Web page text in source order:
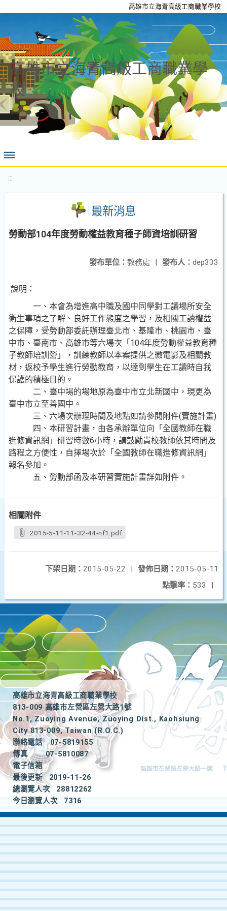
高雄市立海青高級工商職業學校
高雄市立海青高級工商職業學
校
:::
最新消息
勞動部104年度勞動權益教育種子師資培訓研習
發布人： dep333
發布單位： 教務處 |
說明：
一、本會為增進高中職及國中同學對工讀場所安全
衛生事項之了解、良好工作態度之學習，及相關工讀權益
之保障，受勞動部委託辦理臺北市、基隆市、桃園市、臺
中市、臺南市、高雄市等六場次「104年度勞動權益教育種
子教師培訓營」，訓練教師以本案提供之微電影及相關教
材，返校予學生進行勞動教育，以達到學生在工讀時自我
保護的積極目的。
二、臺中場的場地原為臺中市立北新國中，現更為
臺中市立至善國中。
三、六場次辦理時間及地點如請參閱附件(實施計畫)
四、本研習計畫，由各承辦單位向「全國教師在職
進修資訊網」研習時數6小時，請鼓勵貴校教師依其時間及
路程之方便性，自擇場次於「全國教師在職進修資訊網」
報名參加。
五、勞動部函及本研習實施計畫詳如附件。
相關附件
2015-5-11-11-32-44-nf1.pdf
發佈日期： 2015-05-11
下架日期： 2015-05-22
|
點擊率： 533 |
高雄市立海青高級工商職業學校
813-009 高雄市左營區左營大路1號
No.1, Zuoying Avenue, Zuoying Dist., Kaohsiung
City 813-009, Taiwan (R.O.C.)
聯絡電話
07-5819155
|
傳真
07-5810087
電子信箱
最後更新
2019-11-26
總瀏覽人次
28812262
今日瀏覽人次
7316